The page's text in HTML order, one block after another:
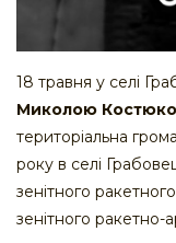
18 травня у селі
Миколою
територіальна
року в селі
зенітного
зенітного ракетно-